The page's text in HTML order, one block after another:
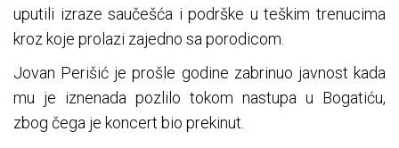
uputili izraze saučešća i podrške u teškim trenucima
kroz koje prolazi zajedno sa porodicom.
Jovan Perišić je prošle godine zabrinuo javnost kada
mu je iznenada pozlilo tokom nastupa u Bogatiću,
zbog čega je koncert bio prekinut.